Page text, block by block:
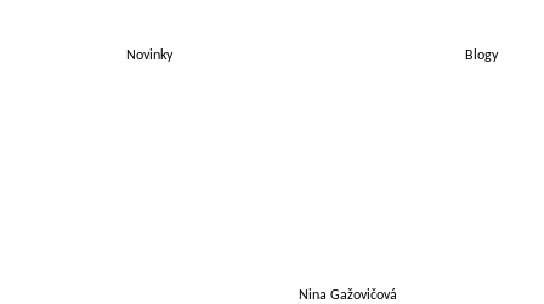
Novinky Blogy
Nina Gažovičová